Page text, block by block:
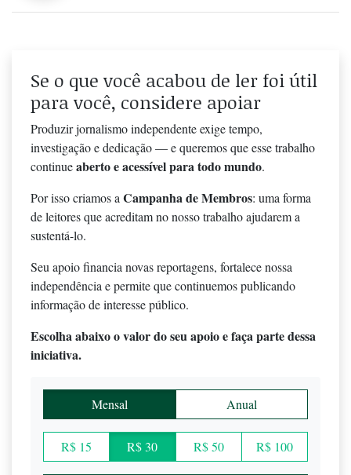
Se o que você acabou de ler foi útil
para você, considere apoiar
Produzir jornalismo independente exige tempo,
investigação e dedicação — e queremos que esse trabalho
continueaberto e acessível para todo mundo.
Por isso criamos a Campanha de Membros: uma forma
de leitores que acreditam no nosso trabalho ajudarem a
sustentá-lo.
Seu apoio financia novas reportagens, fortalece nossa
independência e permite que continuemos publicando
informação de interesse público.
Escolha abaixo o valor do seu apoio e faça parte dessa
iniciativa.
Mensal Anual
R$ 15 R$ 30 R$ 50 R$ 100